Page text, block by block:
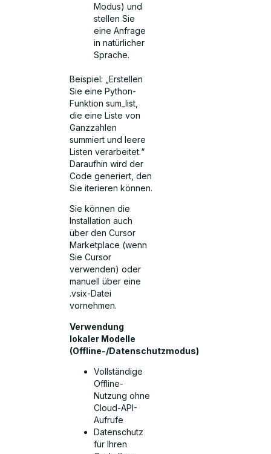
Modus) und
stellen Sie
eine Anfrage
in natürlicher
Sprache.
Beispiel: „Erstellen
Sie eine Python-
Funktion sum_list,
die eine Liste von
Ganzzahlen
summiert und leere
Listen verarbeitet.“
Daraufhin wird der
Code generiert, den
Sie iterieren können.
Sie können die
Installation auch
über den Cursor
Marketplace (wenn
Sie Cursor
verwenden) oder
manuell über eine
.vsix-Datei
vornehmen.
Verwendung
lokaler Modelle
(Offline-/Datenschutzmodus)
Vollständige
Offline-
Nutzung ohne
Cloud-API-
Aufrufe
Datenschutz
für Ihren